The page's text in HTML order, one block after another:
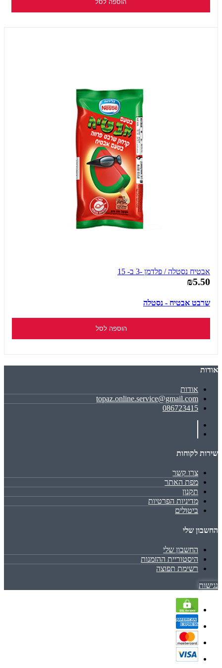
הוספה לסל
אבטיח נסטלה / פלדמן -3 ב- 15
₪5.50
שרבט אבטיח - נסטלה
הוספה לסל
אודות
אודות
topaz.online.service@gmail.com
086723415
שירות לקוחות
צרו קשר
מפת האתר
תקנון
מדיניות הפרטיות
ביטולים
החשבון שלי
החשבון שלי
היסטוריית ההזמנות
רשימת תפוצה
נגישות